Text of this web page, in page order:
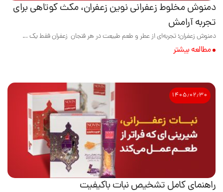
دمنوش مخلوط زعفرانی نوین زعفران، مکث کوتاهی برای
تجربه آرامش
دمنوش زعفران؛ تجربه‌ای از عطر و طعم طبیعت در هر فنجان زعفران فقط یک ...
مطالعه بیشتر
۱۴۰۵٫۰۲٫۳۰
راهنمای کامل تشخیص نبات باکیفیت